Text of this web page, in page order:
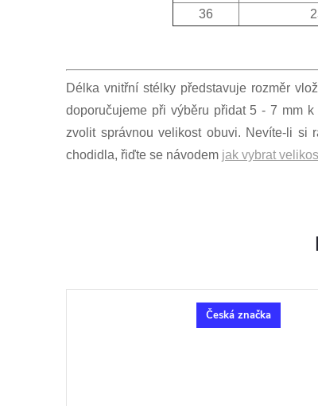
36
Délka vnitřní stélky představuje rozměr
doporučujeme při výběru přidat 5 - 7 mm
zvolit správnou velikost obuvi. Nevíte-li si
chodidla, řiďte se návodem jak vybrat
Česká značka